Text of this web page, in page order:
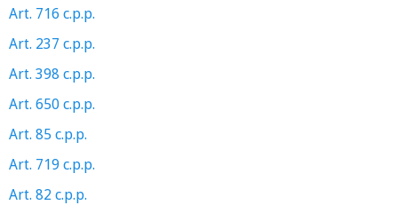
Art. 716 c.p.p.
Art. 237 c.p.p.
Art. 398 c.p.p.
Art. 650 c.p.p.
Art. 85 c.p.p.
Art. 719 c.p.p.
Art. 82 c.p.p.